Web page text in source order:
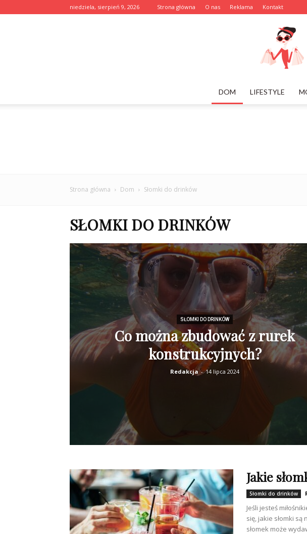
niedziela, sierpień 9, 2026 Strona główna O nas Reklama Kontakt
DOM LIFESTYLE
Strona główna Dom Słomki do drinków
SŁOMKI DO DRINKÓW
SŁOMKI DO DRINKÓW
Co można zbudować z rurek
konstrukcyjnych?
Redakcja - 14 lipca 2024
Jakie
Słomki do drinków
Jeśli jesteś
się, jakie słomki
słomek może